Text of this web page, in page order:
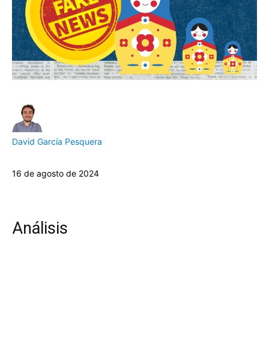
David García Pesquera
16 de agosto de 2024
Análisis